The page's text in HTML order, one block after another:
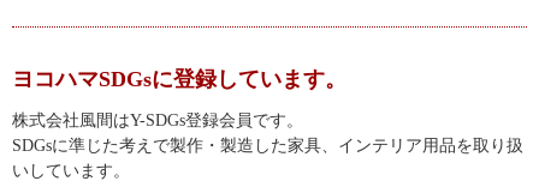
ヨコハマSDGsに登録しています。
株式会社風間はY-SDGs登録会員です。
SDGsに準じた考えで製作・製造した家具、インテリア用品を取り扱
いしています。